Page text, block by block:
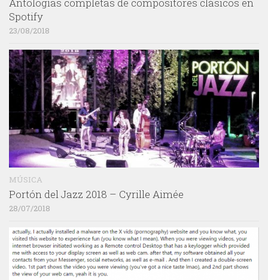
Antologías completas de compositores clásicos en
Spotify
23/08/2018
MÚSICA
Portón del Jazz 2018 – Cyrille Aimée
28/07/2018